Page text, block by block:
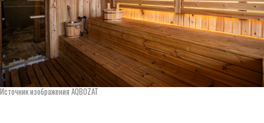
Источник изображения AQBOZAT